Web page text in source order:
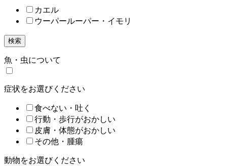
カエル
ウーパールーパー・イモリ
検索
魚・虫について
症状をお選びください
食べない・吐く
行動・歩行がおかしい
皮膚・体態がおかしい
その他・腫瘍
動物をお選びください